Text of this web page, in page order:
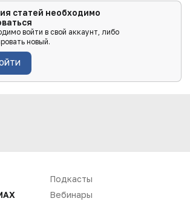
статей необходимо
войти в свой аккаунт, либо
новый.
Подкасты
Вебинары